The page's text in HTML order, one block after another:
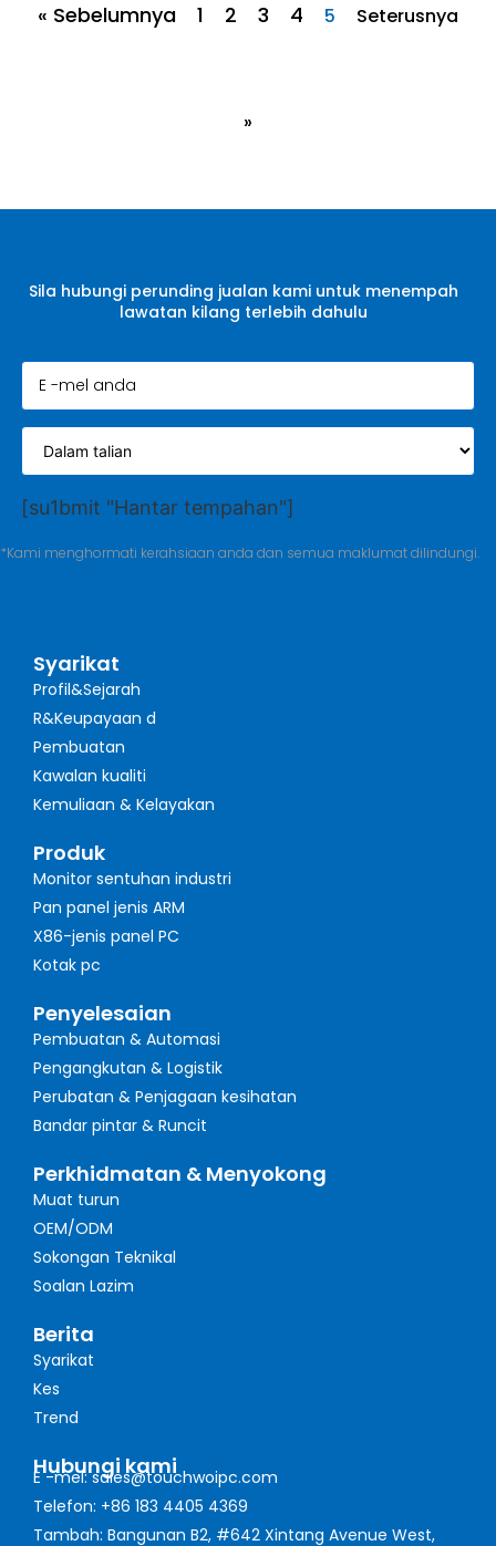
« Sebelumnya 1 2 3 4 5 Seterusnya
»
Sila hubungi perunding jualan kami untuk menempah
lawatan kilang terlebih dahulu
[su1bmit "Hantar tempahan"]
*Kami menghormati kerahsiaan anda dan semua maklumat dilindungi.
Syarikat
Profil&Sejarah
R&Keupayaan d
Pembuatan
Kawalan kualiti
Kemuliaan & Kelayakan
Produk
Monitor sentuhan industri
Pan panel jenis ARM
X86-jenis panel PC
Kotak pc
Penyelesaian
Pembuatan & Automasi
Pengangkutan & Logistik
Perubatan & Penjagaan kesihatan
Bandar pintar & Runcit
Perkhidmatan & Menyokong
Muat turun
OEM/ODM
Sokongan Teknikal
Soalan Lazim
Berita
Syarikat
Kes
Trend
Hubungi kami
E -mel: sales@touchwoipc.com
Telefon: +86 183 4405 4369
Tambah: Bangunan B2, #642 Xintang Avenue West,